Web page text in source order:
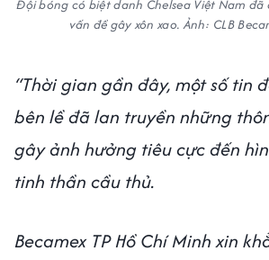
Đội bóng có biệt danh Chelsea Việt Nam
vấn đề gây xôn xao. Ảnh: CLB
“Thời gian gần đây, một số tin
bên lề đã lan truyền những
gây ảnh hưởng tiêu cực đến
tinh thần cầu thủ.
Becamex TP Hồ Chí Minh xin